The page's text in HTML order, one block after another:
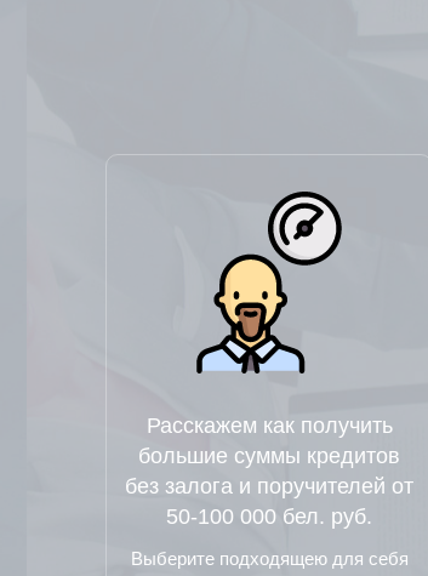
Расскажем как получить
большие суммы кредитов
без залога и поручителей от
50-100 000 бел. руб.
Выберите подходящею для себя